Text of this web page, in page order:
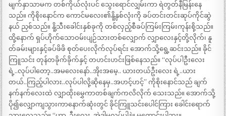
မျက်နှာသာမက တစ်ကိုယ်လုံးပင် သွေးရောင်လျှမ်းကာ ရဲတွတ်နီမြန်းနေ
သည်။ ကိုစိုးနောင်က ကောင်မလေး၏နိူ့နှစ်လုံးကို ခပ်တင်းတင်းဆုပ်ကိုင်ဆွဲ
နယ် ညှစ်သည်။ နိူ့သီးခေါင်းနှစ်ခုကို တစ်လှည့်စီခပ်ကြမ်းကြမ်းကုန်းစို့သည်။
ထို့နောက် ရှပ်ဟိုက်သောဝမ်းပျဉ်သားတစ်လျှောက် လျှာလေးနှင့်တို့လိုက်၊ နူ
တ်ခမ်းများနှင့်ခပ်ဖိဖိ စုတ်ပေးလိုက်လုပ်ရင်း အောက်သို့ရွေ့ဆင်းသည်။ ခိုင်
ကြူသင်း တုန်တခိုက်ခိုက်နှင့် တဟင်းဟင်းဖြစ်နေသည်။ “လုပ်ပါဦးလေး
ရဲ့..လုပ်ပါတော့..အမလေးနော်..အိုးအမေ့.. ယားတယ်ဦးလေး ရဲ့..ယား
တယ်..ကြည့်ပါလား..လုပ်ပါလို့ဆိုနေမှ..အဟင့်ဟင့်” ကိုစိုးနောင်သည် ချက်
နက်နက်လေးထဲ လျှာထိုးမွှေကာတစ်ချက်ကလိလိုက် သေးသည်။ အောက်သို့
ပို၍လျှောကျသွားကာနောက်ဆုံးတွင် ခိုင်ကြူသင်းပေါင်ကြား ခေါင်းရောက်